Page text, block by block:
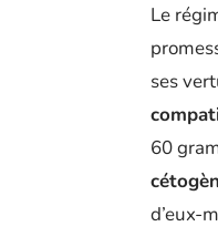
Le
ses
60
d’eux-